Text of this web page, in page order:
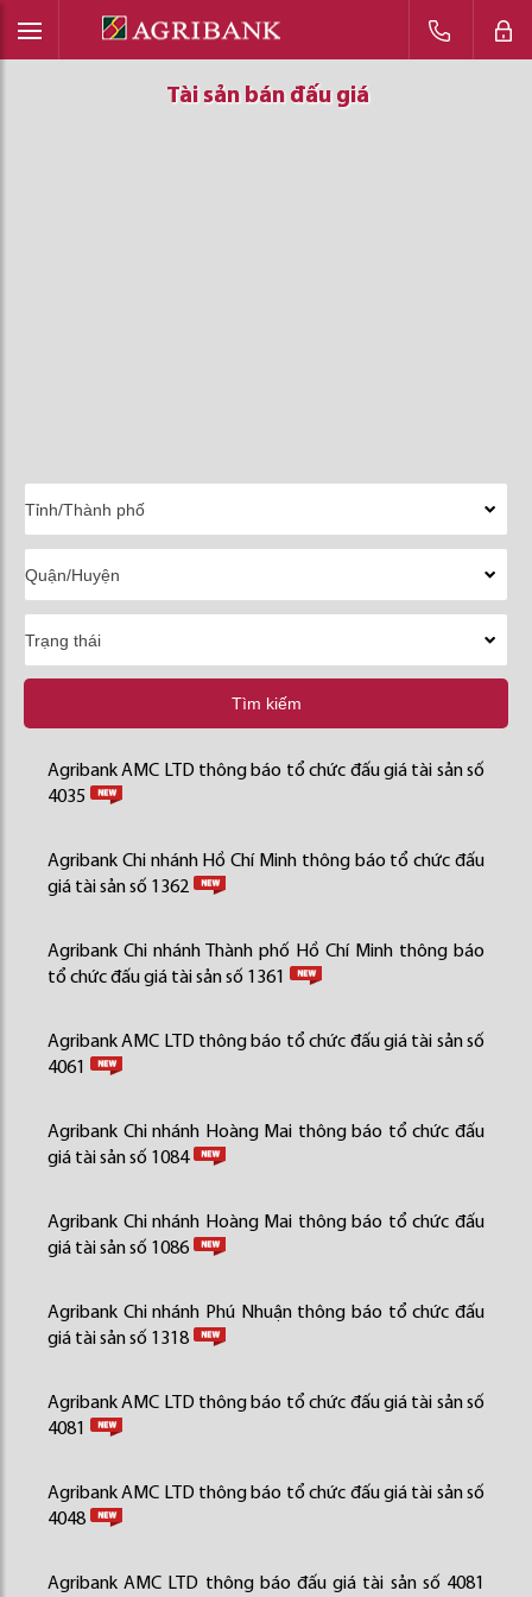
Tài sản bán đấu giá
Tài sản bán đấu giá
Tài sản bán đấu giá
Tìm kiếm
Agribank AMC LTD thông báo tổ chức đấu giá tài sản số
4035
Agribank Chi nhánh Hồ Chí Minh thông báo tổ chức đấu
giá tài sản số 1362
Agribank Chi nhánh Thành phố Hồ Chí Minh thông báo
tổ chức đấu giá tài sản số 1361
Agribank AMC LTD thông báo tổ chức đấu giá tài sản số
4061
Agribank Chi nhánh Hoàng Mai thông báo tổ chức đấu
giá tài sản số 1084
Agribank Chi nhánh Hoàng Mai thông báo tổ chức đấu
giá tài sản số 1086
Agribank Chi nhánh Phú Nhuận thông báo tổ chức đấu
giá tài sản số 1318
Agribank AMC LTD thông báo tổ chức đấu giá tài sản số
4081
Agribank AMC LTD thông báo tổ chức đấu giá tài sản số
4048
Agribank AMC LTD thông báo đấu giá tài sản số 4081